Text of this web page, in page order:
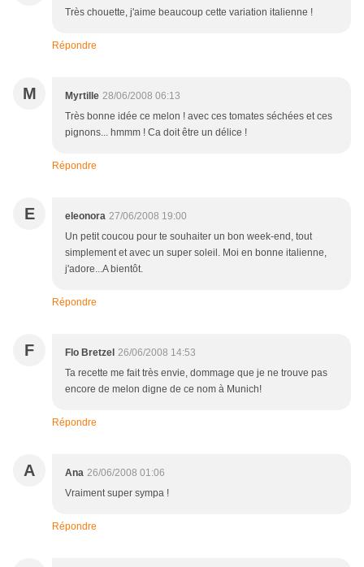
Très chouette, j'aime beaucoup cette variation italienne !
Répondre
M Myrtille 28/06/2008 06:13
Très bonne idée ce melon ! avec ces tomates séchées et ces
pignons... hmmm ! Ca doit être un délice !
Répondre
E eleonora 27/06/2008 19:00
Un petit coucou pour te souhaiter un bon week-end, tout
simplement et avec un super soleil. Moi en bonne italienne,
j'adore...A bientôt.
Répondre
F Flo Bretzel 26/06/2008 14:53
Ta recette me fait très envie, dommage que je ne trouve pas
encore de melon digne de ce nom à Munich!
Répondre
A Ana 26/06/2008 01:06
Vraiment super sympa !
Répondre